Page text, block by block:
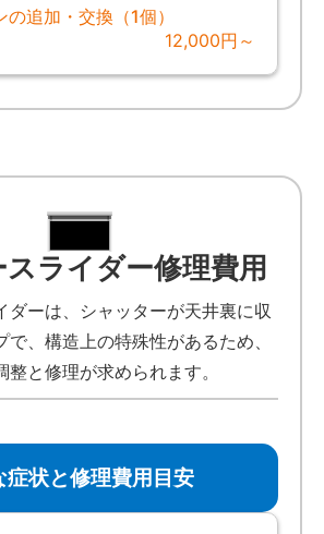
追加・交換（1個）
12,000円～
ライダー修理費用
ダーは、シャッターが天井裏に収
で、構造上の特殊性があるため、
整と修理が求められます。
症状と修理費用目安